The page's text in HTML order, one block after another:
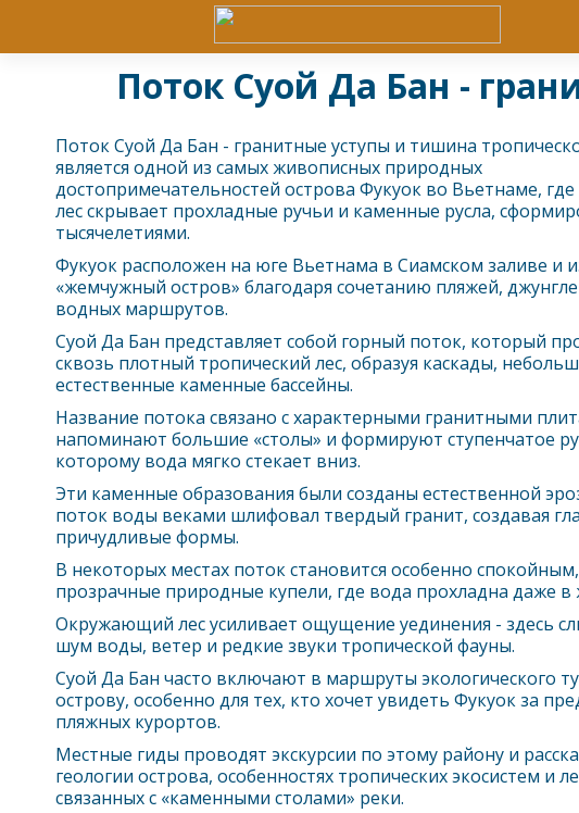
Поток Суой Да Бан -
Поток Суой Да Бан - гранитные уступы и тишина
является одной из самых живописных природных
достопримечательностей острова Фукуокво Вьетнаме, где
лес скрывает прохладные ручьи и каменные русла,
тысячелетиями.
Фукуокрасположен на юге Вьетнама в Сиамском заливе и
«жемчужный остров» благодаря сочетанию пляжей,
водных маршрутов.
Суой Да Бан представляет собой горный поток, который
сквозь плотный тропический лес, образуя каскады,
естественные каменные бассейны.
Название потока связано с характерными гранитными
напоминают большие «столы» и формируют ступенчатое
которому вода мягко стекает вниз.
Эти каменные образования были созданы естественной
поток воды веками шлифовал твердый гранит, создавая
причудливые формы.
В некоторых местах поток становится особенно
прозрачные природные купели, где вода прохладна даже в
Окружающий лес усиливает ощущение уединения - здесь
шум воды, ветер и редкие звуки тропической фауны.
Суой Да Бан часто включают в маршруты экологического
острову, особенно для тех, кто хочет увидеть Фукуокза
пляжных курортов.
Местные гиды проводят экскурсии по этому району и
геологии острова, особенностях тропических экосистем и
связанных с «каменными столами» реки.